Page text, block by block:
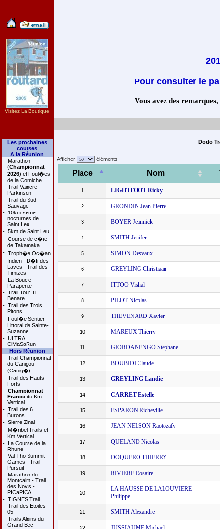
Visitez La Boutique
Les prochaines
courses
A la Réunion
- Marathon
(Championnat
2026) et Foul�es
de la Corniche
- Trail Vaincre
Parkinson
- Trail du Sud
Sauvage
- 10km semi-
nocturnes de
Saint Leu
- 5km de Saint Leu
- Course de c�te
de Takamaka
- Troph�e Oc�an
Indien - D�fi des
Laves - Trail des
Timizes
- La Boucle
Parapente
- Trail Tour Ti
Benare
- Trail des Trois
Pitons
- Foul�e Sentier
Littoral de Sainte-
Suzanne
- ULTRA
CiMaSaRun
Hors Réunion
- Trail Championnat
du Canigou
(Canig�)
- Trail des Hauts
Forts
- Championnat
Francede Km
Vertical
- Trail des 6
Burons
- Sierre Zinal
- M�ribel Trails et
Km Vertical
- La Course de la
Rhune
- Val Tho Summit
Games - Trail
Pursuit
- Marathon du
Montcalm - Trail
des Novis -
PICaPICA
- TIGNES Trail
- Trail des Etoiles
05
- Trails Alpins du
Grand Bec
Pour consulter le
Vous avez des
Dodo
Afficher éléments
Place Nom
1 LIGHTFOOT Ricky
2 GRONDIN Jean Pierre
3 BOYER Jeannick
4 SMITH Jenifer
5 SIMON Desvaux
6 GREYLING Christiaan
7 ITTOO Vishal
8 PILOT Nicolas
9 THEVENARD Xavier
10 MAREUX Thierry
11 GIORDANENGO Stephane
12 BOUBIDI Claude
13 GREYLING Landie
14 CARRET Estelle
15 ESPARON Richeville
16 JEAN NELSON Raotozafy
17 QUELAND Nicolas
18 DOQUERO THIERRY
19 RIVIERE Rosaire
20
LA HAUSSE DE LALOUVIERE
Philippe
21 SMITH Alexandre
22 JUSSIAUME Michael